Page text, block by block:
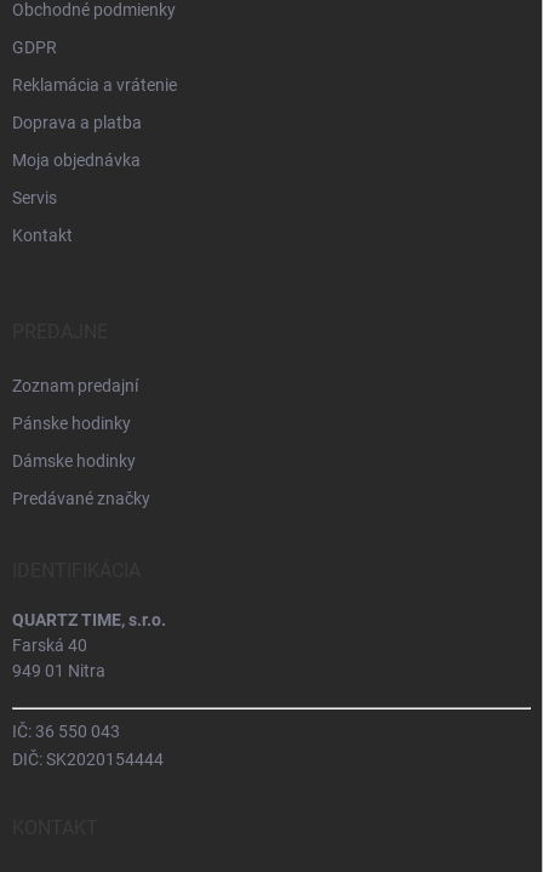
Obchodné podmienky
GDPR
Reklamácia a vrátenie
Doprava a platba
Moja objednávka
Servis
Kontakt
Zoznam predajní
Pánske hodinky
Dámske hodinky
Predávané značky
QUARTZ TIME, s.r.o.
Farská 40
949 01 Nitra
IČ: 36 550 043
DIČ: SK2020154444